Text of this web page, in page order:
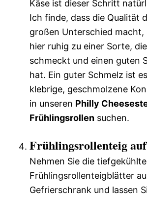
Käse ist dieser Schritt
Ich finde, dass die Qualität
großen Unterschied macht,
hier ruhig zu einer Sorte,
schmeckt und einen guten
hat. Ein guter Schmelz ist
klebrige, geschmolzene
in unseren Philly
Frühlingsrollen suchen.
Frühlingsrollenteig
Nehmen Sie die
Frühlingsrollenteigblätter
Gefrierschrank und lassen